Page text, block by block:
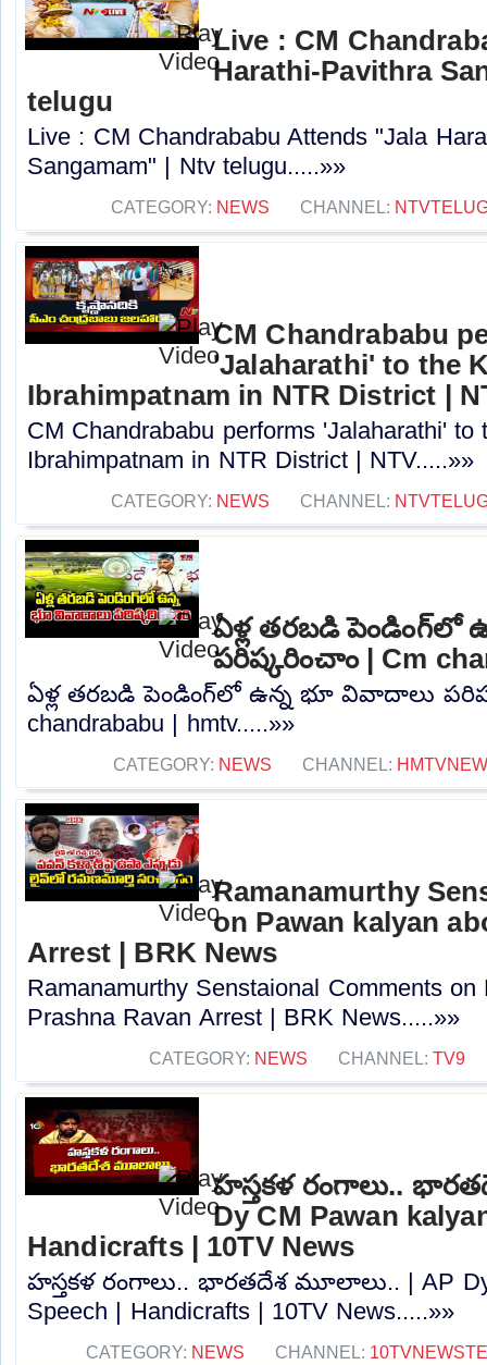
Live : CM
Harathi-Pavithra
telugu
Live : CM Chandrababu Attends "Jala
Sangamam" | Ntv telugu.....»»
CATEGORY: NEWS CHANNEL:
CM Chandrababu
'Jalaharathi' to the
Ibrahimpatnam in NTR District |
CM Chandrababu performs 'Jalaharathi'
Ibrahimpatnam in NTR District | NTV.....»»
CATEGORY: NEWS CHANNEL:
ఏళ్ల తరబడి పెండింగ్‌లో
పరిష్కరించాం | Cm
ఏళ్ల తరబడి పెండింగ్‌లో ఉన్న భూ వివాదాలు
chandrababu | hmtv.....»»
CATEGORY: NEWS CHANNEL:
Ramanamurthy
on Pawan kalyan
Arrest | BRK News
Ramanamurthy Senstaional Comments
Prashna Ravan Arrest | BRK News.....»»
CATEGORY: NEWS CHANNEL: TV9
హస్తకళ రంగాలు..
Dy CM Pawan
Handicrafts | 10TV News
హస్తకళ రంగాలు.. భారతదేశ మూలాలు.. | AP Dy
Speech | Handicrafts | 10TV News.....»»
CATEGORY: NEWS CHANNEL: